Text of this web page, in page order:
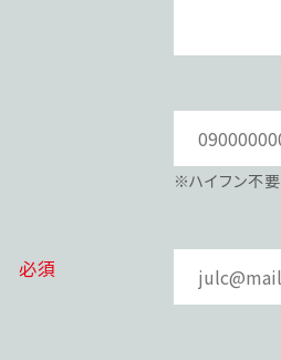
※ハイフン不要
必須